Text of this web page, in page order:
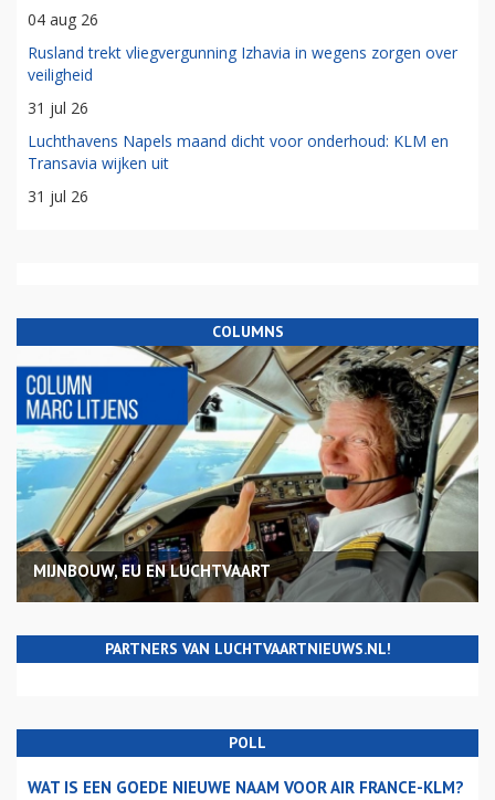
04 aug 26
Rusland trekt vliegvergunning Izhavia in wegens zorgen over
veiligheid
31 jul 26
Luchthavens Napels maand dicht voor onderhoud: KLM en
Transavia wijken uit
31 jul 26
COLUMNS
MIJNBOUW, EU EN LUCHTVAART
PARTNERS VAN LUCHTVAARTNIEUWS.NL!
POLL
WAT IS EEN GOEDE NIEUWE NAAM VOOR AIR FRANCE-KLM?